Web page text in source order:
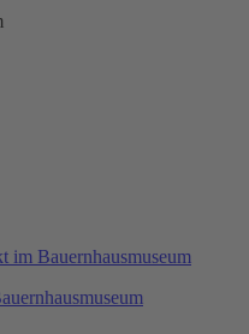
im Bauernhausmuseum